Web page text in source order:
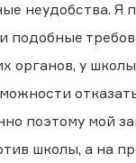
неудобства. Я
подобные
органов, у
поэтому мой
школы, а на